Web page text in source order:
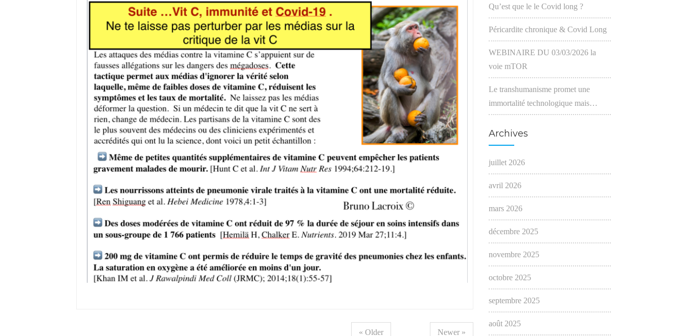
« Older Newer »
Qu’est que le le Covid long ?
Péricardite chronique & Covid Long
WEBINAIRE DU 03/03/2026 la
voie mTOR
Le transhumanisme promet une
immortalité technologique mais…
Archives
juillet 2026
avril 2026
mars 2026
décembre 2025
novembre 2025
octobre 2025
septembre 2025
août 2025